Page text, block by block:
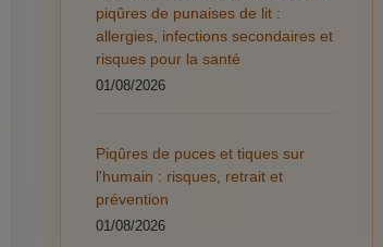
piqûres de punaises de lit :
allergies, infections secondaires et
risques pour la santé
01/08/2026
Piqûres de puces et tiques sur
l'humain : risques, retrait et
prévention
01/08/2026